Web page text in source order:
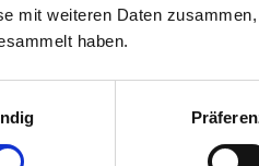
mit weiteren Daten
haben.
Beet-, Balkon- &